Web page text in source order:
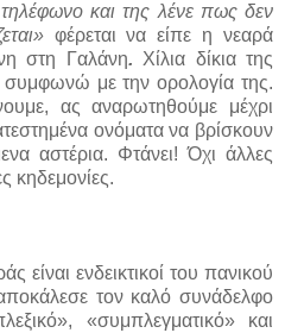
τηλέφωνο και της λένε πως δεν
φέρεται να είπε η νεαρά
στη Γαλάνη. Χίλια δίκια της
με την ορολογία της.
ας αναρωτηθούμε μέχρι
ονόματα να βρίσκουν
αστέρια. Φτάνει! Όχι άλλες
κηδεμονίες.
είναι ενδεικτικοί του πανικού
τον καλό συνάδελφο
«συμπλεγματικό» και